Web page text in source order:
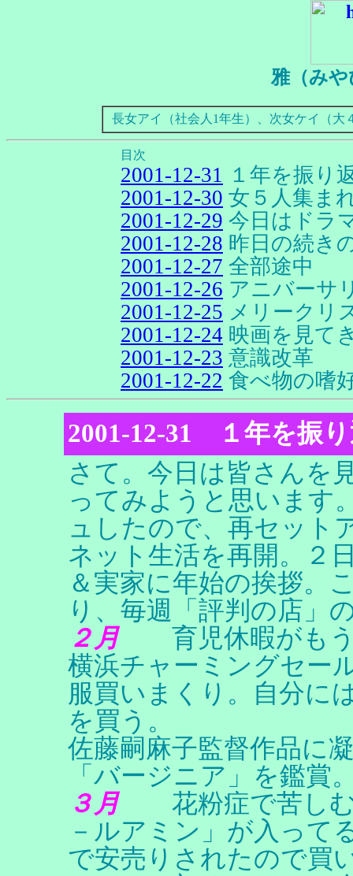
雅（み
長女アイ（社会人1年生）、次女ケイ（
目次
2001-12-31
１年を振り
2001-12-30 女５人集ま
2001-12-29 今日はドラ
2001-12-28 昨日の続き
2001-12-27 全部途中
2001-12-26 アニバーサ
2001-12-25 メリークリ
2001-12-24 映画を見て
2001-12-23 意識改革
2001-12-22 食べ物の嗜
2001-12-31 １年を振
さて。今日は皆さんを
ってみようと思います
ュしたので、再セット
ネット生活を再開。２
＆実家に年始の挨拶。
り、毎週「評判の店」
２月育児休暇がもう
横浜チャーミングセー
服買いまくり。自分に
を買う。
佐藤嗣麻子監督作品に
「バージニア」を鑑賞
３月花粉症で苦しむ
－ルアミン」が入って
で安売りされたので買